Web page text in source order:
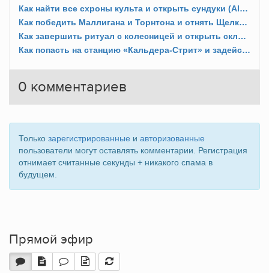
Как найти все схроны культа и открыть сундуки (Alan Wake 2)?
Как победить Маллигана и Торнтона и отнять Щелкунчик (Alan Wake 2)?
Как завершить ритуал с колесницей и открыть складку в Уотери (Alan Wake 2)?
Как попасть на станцию «Кальдера-Стрит» и задействовать свет лампы (Alan Wake 2)?
0 комментариев
Только зарегистрированные и авторизованные
пользователи могут оставлять комментарии. Регистрация
отнимает считанные секунды + никакого спама в
будущем.
Прямой эфир